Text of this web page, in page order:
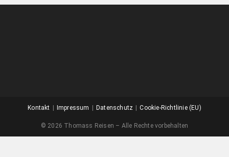
Kontakt Impressum Datenschutz Cookie-Richtlinie (EU)
© 2026 Thomass Reisen – Alle Rechte vorbehalten